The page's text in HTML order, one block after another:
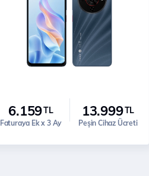
6.159TL
Faturaya Ek x 3 Ay
13.999TL
Peşin Cihaz Ücreti